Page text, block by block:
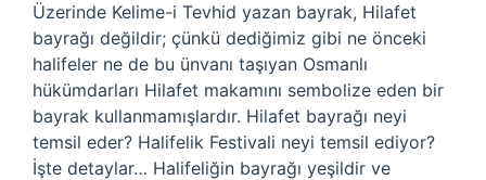
Üzerinde Kelime-i Tevhid yazan bayrak, Hilafet
bayrağı değildir; çünkü dediğimiz gibi ne önceki
halifeler ne de bu ünvanı taşıyan Osmanlı
hükümdarları Hilafet makamını sembolize eden bir
bayrak kullanmamışlardır. Hilafet bayrağı neyi
temsil eder? Halifelik Festivali neyi temsil ediyor?
İşte detaylar… Halifeliğin bayrağı yeşildir ve